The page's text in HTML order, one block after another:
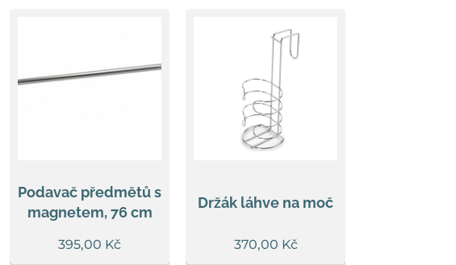
Podavač předmětů s
magnetem, 76 cm
395,00 Kč
Držák láhve na moč
370,00 Kč